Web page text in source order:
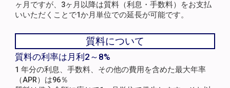
ヶ月ですが、3ヶ月以降は質料（利息・手数料）をお支払
いいただくことで1か月単位での延長が可能です。
質料について
質料の利率は月利2～8%
1 年分の利息、手数料、その他の費用を含めた最大年率
（APR）は96％